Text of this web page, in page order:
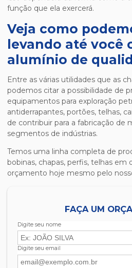
função que ela exercerá.
Veja como
levando até você
alumínio de
Entre as várias utilidades que as
podemos citar a possibilidade de
equipamentos para exploração
antiderrapantes, portões, telhas,
de contribuir para a fabricação de
segmentos de indústrias.
Temos uma linha completa de
bobinas, chapas, perfis, telhas em
orçamento hoje mesmo pelo
FAÇA UM
Digite seu nome
Digite seu email